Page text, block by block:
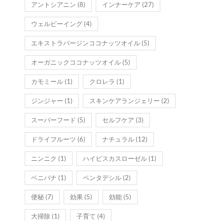
アントシアニン (8) インナーケア (27)
ウェルビーイング (4)
エキストラバージンココナッツオイル (5)
オーガニックココナッツオイル (5)
カモミール (1) クロレラ (1)
ジンジャー (1) スキンケアランジェリー (2)
スーパーフード (5) セルフケア (3)
ドライフルーツ (6) ナチュラル (12)
ニンニク (1) ハイビスカスローゼル (1)
ベニバナ (1) ペンタデシル (2)
便秘 (7) 効果 (5) 効能 (5)
大掃除 (1) 子育て (4)